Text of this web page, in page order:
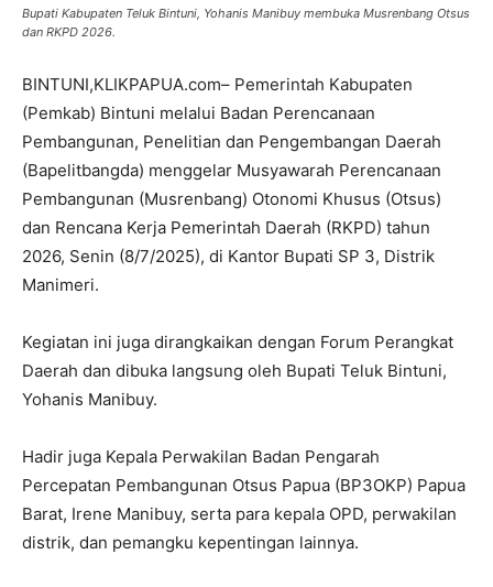
Bupati Kabupaten Teluk Bintuni, Yohanis Manibuy membuka Musrenbang Otsus
dan RKPD 2026.
BINTUNI,KLIKPAPUA.com– Pemerintah Kabupaten
(Pemkab) Bintuni melalui Badan Perencanaan
Pembangunan, Penelitian dan Pengembangan Daerah
(Bapelitbangda) menggelar Musyawarah Perencanaan
Pembangunan (Musrenbang) Otonomi Khusus (Otsus)
dan Rencana Kerja Pemerintah Daerah (RKPD) tahun
2026, Senin (8/7/2025), di Kantor Bupati SP 3, Distrik
Manimeri.
Kegiatan ini juga dirangkaikan dengan Forum Perangkat
Daerah dan dibuka langsung oleh Bupati Teluk Bintuni,
Yohanis Manibuy.
Hadir juga Kepala Perwakilan Badan Pengarah
Percepatan Pembangunan Otsus Papua (BP3OKP) Papua
Barat, Irene Manibuy, serta para kepala OPD, perwakilan
distrik, dan pemangku kepentingan lainnya.